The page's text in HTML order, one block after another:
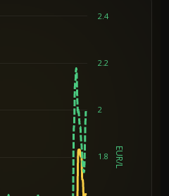
EUR/L
1.8
2
2.2
2.4